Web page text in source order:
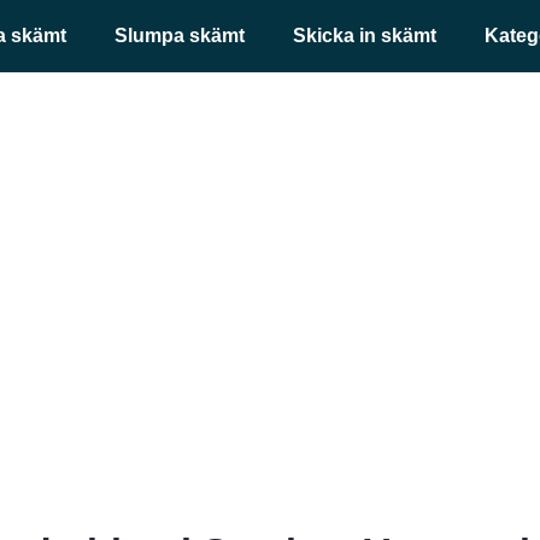
skämt Slumpa skämt Skicka in skämt